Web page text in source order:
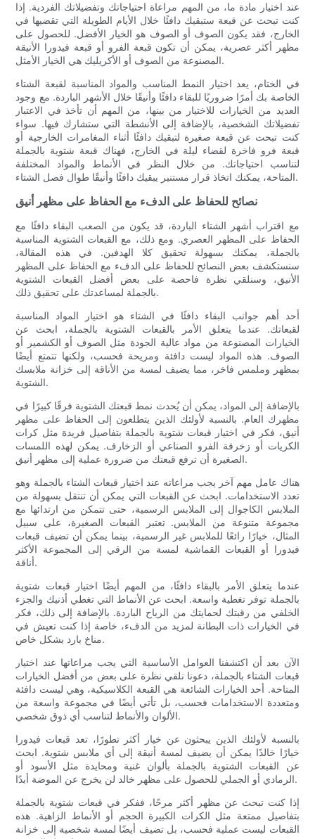
عند اختيار مادة ما، من المهم مراعاة احتياجاتك وتفضيلاتك الفردية. إذا
كنت تبحث عن قبعة ستبقيك دافئًا خلال الأيام الطويلة التي تقضيها في
الخارج، فقد يكون الصوف أو الصوف هو الخيار الأفضل. للحصول على
مظهر أكثر عصرية، يمكن أن تكون قبعة الفرو أو قبعة فيدورا الأنيقة
المصنوعة من الصوف أو الأكريليك هي الخيار الأمثل.
في الختام، يعد اختيار النمط المناسب والمواد المناسبة لقبعة الشتاء
الخاصة بك أمرًا ضروريًا للبقاء دافئًا وأنيقًا خلال الأشهر الباردة. مع وجود
العديد من الخيارات للاختيار من بينها، من المهم أن تأخذ في الاعتبار
تفضيلاتك الشخصية، بالإضافة إلى الأنشطة التي ستشارك فيها. سواء
كنت تبحث عن قبعة صغيرة لتبقيك دافئًا أثناء المغامرات الخارجية أو
قبعة فرو فاخرة لقضاء ليلة في الخارج، فهناك قبعة شتوية بالجملة
لتناسب احتياجاتك. من خلال النظر في الأنماط والمواد المختلفة
المتاحة، يمكنك اتخاذ قرار مستنير يبقيك دافئًا وأنيقًا طوال فصل الشتاء.
نصائح للحفاظ على الدفء مع الحفاظ على مظهر أنيق
مع اقتراب أشهر الشتاء الباردة، قد يكون من الصعب البقاء دافئًا مع
الحفاظ على المظهر العصري. ومع ذلك، مع القبعات الشتوية المناسبة
بالجملة، يمكنك بسهولة تحقيق كلا الهدفين. في هذه المقالة،
سنستكشف بعض النصائح للحفاظ على الدفء مع الحفاظ على المظهر
الأنيق، وسنلقي نظرة فاحصة على بعض أفضل القبعات الشتوية
بالجملة لمساعدتك على تحقيق ذلك.
أحد أهم جوانب البقاء دافئًا في الشتاء هو اختيار المواد المناسبة
لقبعاتك. عندما يتعلق الأمر بالقبعات الشتوية بالجملة، ابحث عن
الخيارات المصنوعة من مواد عالية الجودة مثل الصوف أو الكشمير أو
الصوف. هذه المواد ليست دافئة ومريحة فحسب، ولكنها تتمتع أيضًا
بمظهر وملمس فاخر، مما يضيف لمسة من الأناقة إلى خزانة ملابسك
الشتوية.
بالإضافة إلى المواد، يمكن أن يُحدث نمط قبعتك الشتوية فرقًا كبيرًا في
مظهرك العام. بالنسبة لأولئك الذين يتطلعون إلى الحفاظ على مظهر
أنيق، فكر في اختيار قبعات شتوية بالجملة بتفاصيل فريدة مثل كرات
الكريات أو زخرفة الفرو الصناعي أو الزخارف. يمكن لهذه اللمسات
الصغيرة أن ترفع قبعتك من ضرورة عملية إلى مظهر أنيق.
هناك عامل مهم آخر يجب مراعاته عند اختيار قبعات الشتاء بالجملة وهو
تعدد الاستخدامات. ابحث عن القبعات التي يمكن أن تنتقل بسهولة من
الملابس الكاجوال إلى الملابس الرسمية، حتى تتمكن من ارتدائها مع
مجموعة متنوعة من الملابس. تعتبر القبعات الصغيرة، على سبيل
المثال، خيارًا رائعًا للملابس غير الرسمية، بينما يمكن أن تضيف قبعات
فيدورا أو القبعات القماشية لمسة من الرقي إلى المجموعة الأكثر
أناقة.
عندما يتعلق الأمر بالبقاء دافئًا، من المهم أيضًا اختيار قبعات شتوية
بالجملة توفر تغطية واسعة. ابحث عن الأنماط التي تغطي أذنيك والجزء
الخلفي من رقبتك لحمايتك من الرياح الباردة. بالإضافة إلى ذلك، فكر
في الخيارات ذات البطانة لمزيد من الدفء، خاصة إذا كنت تعيش في
مناخ بارد بشكل خاص.
الآن بعد أن اكتشفنا العوامل الأساسية التي يجب مراعاتها عند اختيار
قبعات الشتاء بالجملة، دعونا نلقي نظرة على بعض من أفضل الخيارات
المتاحة. أحد الخيارات الشائعة هي القبعة الكلاسيكية، وهي ليست دافئة
ومتعددة الاستخدامات فحسب، بل تأتي أيضًا في مجموعة واسعة من
الألوان والأنماط لتناسب أي ذوق شخصي.
بالنسبة لأولئك الذين يبحثون عن خيار أكثر تطورًا، تعد قبعات فيدورا
خيارًا خالدًا يمكن أن يضيف لمسة أنيقة إلى أي ملابس شتوية. ابحث
عن القبعات الشتوية بالجملة بألوان غنية ومحايدة مثل الأسود أو
الرمادي أو الجملي للحصول على مظهر خالد لن يخرج عن الموضة أبدًا.
إذا كنت تبحث عن مظهر أكثر مرحًا، ففكر في قبعات شتوية بالجملة
بتفاصيل ممتعة مثل الكرات الكبيرة الحجم أو الأنماط الزاهية. هذه
القبعات ليست عملية فحسب، بل تضيف أيضًا لمسة شخصية إلى خزانة